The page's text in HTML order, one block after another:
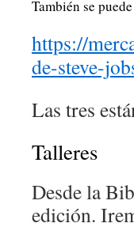
También se
https://
de-steve-
Las tres
Talleres
Desde la
edición.